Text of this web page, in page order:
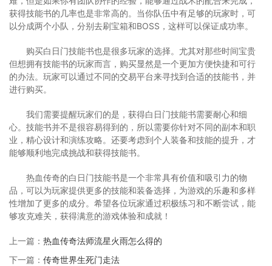
获得技能书的几率也是非常高的。当你队伍中有足够的玩家时，可
以分成两个小队，分别去刷宝箱和BOSS，这样可以保证成功率。
购买白日门技能书也是很多玩家的选择。尤其对那些时间宝贵
但想拥有技能书的玩家而言，购买显然是一个更加方便快捷和可行
的办法。玩家可以通过不同的交易平台来寻找到合适的技能书，并
进行购买。
我们需要提醒玩家们的是，获得白日门技能书需要耐心和细
心。技能书并不是很容易得到的，所以需要你针对不同的副本和职
业，精心设计和演练攻略。还要考虑到个人装备和技能的提升，才
能够顺利地完成挑战和获得技能书。
热血传奇的白日门技能书是一个非常具有价值和吸引力的物
品，可以为玩家提供更多的技能和装备选择，为游戏的乐趣和多样
性增加了更多的成分。希望各位玩家通过积极练习和不断尝试，能
够攻克难关，获得满意的游戏体验和成就！
上一篇： 热血传奇法师流星火雨怎么得的
下一篇： 传奇世界生死门走法